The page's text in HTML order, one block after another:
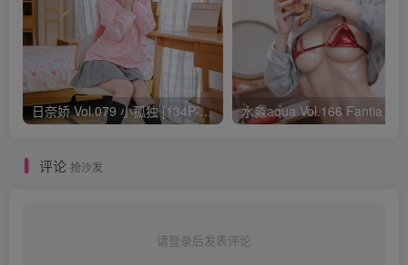
日奈娇 Vol.079 小孤独 [134P-1.84GB]
评论 抢沙发
请登录后发表评论